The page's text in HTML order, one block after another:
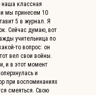
классная
мы принесем 10
5 в журнал. Я
Сейчас думаю, вот
учительница по
то вопрос: он
вел свои войны.
и в этот момент
и
при воспоминаниях
смеяться. Свою